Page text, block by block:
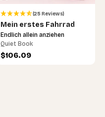
(25 Reviews)
Mein erstes Fahrrad
Endlich allein anziehen
Quiet Book
Angebot
$106.09